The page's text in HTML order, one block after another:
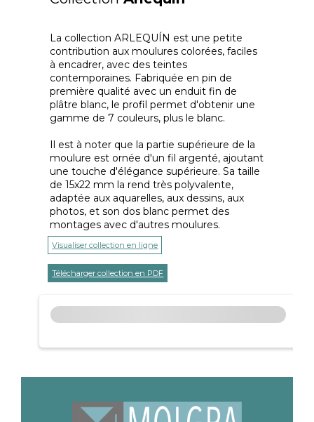
La collection ARLEQUÍN est une petite
contribution aux moulures colorées, faciles
à encadrer, avec des teintes
contemporaines. Fabriquée en pin de
première qualité avec un enduit fin de
plâtre blanc, le profil permet d'obtenir une
gamme de 7 couleurs, plus le blanc.
Il est à noter que la partie supérieure de la
moulure est ornée d'un fil argenté, ajoutant
une touche d'élégance supérieure. Sa taille
de 15x22 mm la rend très polyvalente,
adaptée aux aquarelles, aux dessins, aux
photos, et son dos blanc permet des
montages avec d'autres moulures.
Visualiser collection en ligne
Télécharger collection en PDF